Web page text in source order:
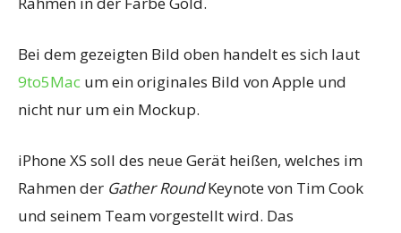
Bei dem gezeigten Bild oben handelt es sich laut
9to5Mac um ein originales Bild von Apple und
nicht nur um ein Mockup.
iPhone XS soll des neue Gerät heißen, welches im
Rahmen der Gather RoundKeynote von Tim Cook
und seinem Team vorgestellt wird. Das